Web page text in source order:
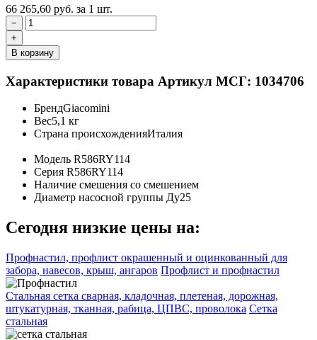
66 265,60 руб. за 1 шт.
−
+
В корзину
Характеристики товара Артикул МСГ: 1034706
БрендGiacomini
Вес5,1 кг
Страна происхожденияИталия
Модель R586RY114
Серия R586RY114
Наличие смешения со смешением
Диаметр насосной группы Ду25
Сегодня низкие цены на:
Профнастил, профлист окрашенный и оцинкованный для
забора, навесов, крыш, ангаров Профлист и профнастил
Стальная сетка сварная, кладочная, плетеная, дорожная,
штукатурная, тканная, рабица, ЦПВС, проволока Сетка
стальная